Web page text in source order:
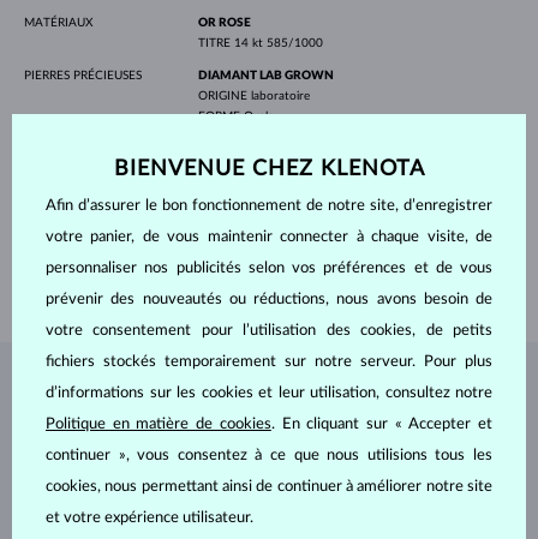
MATÉRIAUX
OR ROSE
TITRE 14 kt 585/1000
PIERRES PRÉCIEUSES
DIAMANT LAB GROWN
ORIGINE laboratoire
FORMEOvale
COULEUR E-F
LARGEUR 5.50 mm
PROFONDEUR
8.00 mm
BIJOUX DEL'ATELIER KLENOTA
BIENVENUE CHEZ KLENOTA
Afin d’assurer le bon fonctionnement de notre site, d’enregistrer
votre panier, de vous maintenir connecter à chaque visite, de
personnaliser nos publicités selon vos préférences et de vous
prévenir des nouveautés ou réductions, nous avons besoin de
votre consentement pour l’utilisation des cookies, de petits
fichiers stockés temporairement sur notre serveur. Pour plus
d’informations sur les cookies et leur utilisation, consultez notre
Politique en matière de cookies. En cliquant sur « Accepter et
continuer », vous consentez à ce que nous utilisions tous les
cookies, nous permettant ainsi de continuer à améliorer notre site
et votre expérience utilisateur.